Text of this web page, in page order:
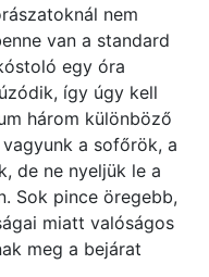
nem
van a standard
egy óra
így úgy kell
három különböző
a sofőrök, a
de ne nyeljük le a
Sok pince öregebb,
miatt valóságos
meg a bejárat